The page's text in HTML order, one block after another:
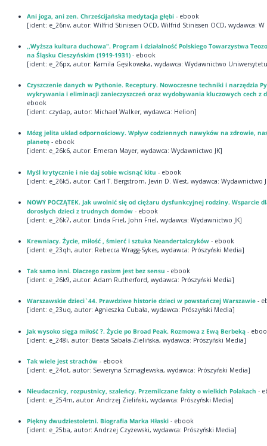
Ani joga, ani zen. Chrześcijańska medytacja głębi- ebook
[ident: e_26nv, autor: Wilfrid Stinissen OCD, Wilfrid Stinissen OCD, wydawca:
,,Wyższa kultura duchowa". Program i działalność Polskiego Towarzystwa
na Śląsku Cieszyńskim (1919-1931) - ebook
[ident: e_26px, autor: Kamila Gęsikowska, wydawca: Wydawnictwo
Czyszczenie danych w Pythonie. Receptury. Nowoczesne techniki i narzędzia
wykrywania i eliminacji zanieczyszczeń oraz wydobywania kluczowych cech z
ebook
[ident: czydap, autor: Michael Walker, wydawca: Helion]
Mózg jelita układ odpornościowy. Wpływ codziennych nawyków na zdrowie,
planetę- ebook
[ident: e_26k6, autor: Emeran Mayer, wydawca: Wydawnictwo JK]
Myśl krytycznie i nie daj sobie wcisnąć kitu - ebook
[ident: e_26k5, autor: Carl T. Bergstrom, Jevin D. West, wydawca: Wydawnictwo
NOWY POCZĄTEK. Jak uwolnić się od ciężaru dysfunkcyjnej rodziny. Wsparcie
dorosłych dzieci z trudnych domów- ebook
[ident: e_26k7, autor: Linda Friel, John Friel, wydawca: Wydawnictwo JK]
Krewniacy. Życie, miłość , śmierć i sztuka Neandertalczyków - ebook
[ident: e_23qh, autor: Rebecca Wragg-Sykes, wydawca: Prószyński Media]
Tak samo inni. Dlaczego rasizm jest bez sensu - ebook
[ident: e_26k9, autor: Adam Rutherford, wydawca: Prószyński Media]
Warszawskie dzieci`44. Prawdziwe historie dzieci w powstańczej Warszawie -
[ident: e_23uq, autor: Agnieszka Cubała, wydawca: Prószyński Media]
Jak wysoko sięga miłość ?. Życie po Broad Peak. Rozmowa z Ewą Berbeką -
[ident: e_248i, autor: Beata Sabała-Zielińska, wydawca: Prószyński Media]
Tak wiele jest strachów - ebook
[ident: e_24ot, autor: Seweryna Szmaglewska, wydawca: Prószyński Media]
Nieudacznicy, rozpustnicy, szaleńcy. Przemilczane fakty o wielkich Polakach -
[ident: e_254m, autor: Andrzej Zieliński, wydawca: Prószyński Media]
Piękny dwudziestoletni. Biografia Marka Hłaski - ebook
[ident: e_25ba, autor: Andrzej Czyżewski, wydawca: Prószyński Media]